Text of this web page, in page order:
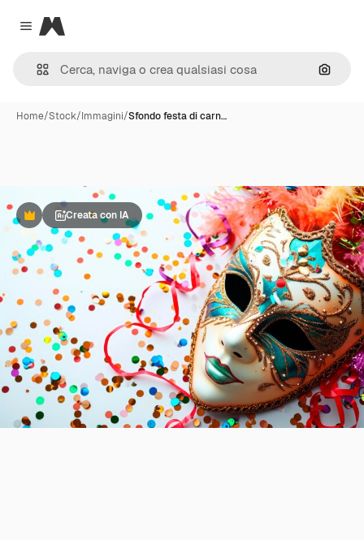
Close menu
Magnific
Cerca
Home/Stock/Immagini/Sfondo festa di carn…
PremiumCreata con IA